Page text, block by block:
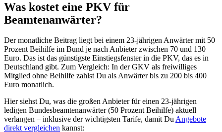
Was kostet eine PKV für
Beamtenanwärter?
Der monatliche Beitrag liegt bei einem 23-jährigen Anwärter mit 50
Prozent Beihilfe im Bund je nach Anbieter zwischen 70 und 130
Euro. Das ist das günstigste Einstiegsfenster in die PKV, das es in
Deutschland gibt. Zum Vergleich: In der GKV als freiwilliges
Mitglied ohne Beihilfe zahlst Du als Anwärter bis zu 200 bis 400
Euro monatlich.
Hier siehst Du, was die großen Anbieter für einen 23-jährigen
ledigen Bundesbeamtenanwärter (50 Prozent Beihilfe) aktuell
verlangen – inklusive der wichtigsten Tarife, damit Du Angebote
direkt vergleichen kannst: